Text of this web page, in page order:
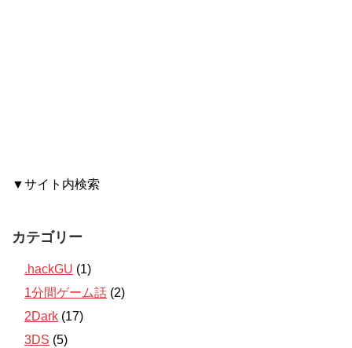
▼サイト内検索
カテゴリー
.hackGU (1)
1分間ゲーム話 (2)
2Dark (17)
3DS (5)